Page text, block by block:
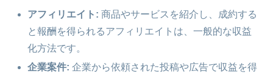
アフィリエイト: 商品やサービスを紹介し、成約する
と報酬を得られるアフィリエイトは、一般的な収益
化方法です。
企業案件: 企業から依頼された投稿や広告で収益を得